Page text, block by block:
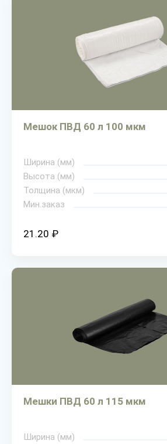
Мешок ПВД 60 л 100 мкм
Ширина (мм)
Высота (мм)
Толщина (мкм)
Мин.заказ
21.20 ₽
Мешки ПВД 60 л 115 мкм
Ширина (мм)